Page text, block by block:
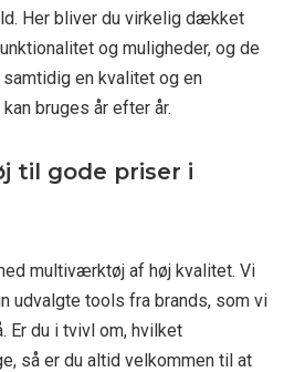
Her bliver du virkelig dækket
og muligheder, og de
en kvalitet og en
bruges år efter år.
til gode priser i
multiværktøj af høj kvalitet. Vi
udvalgte tools fra brands, som vi
Er du i tvivl om, hvilket
så er du altid velkommen til at